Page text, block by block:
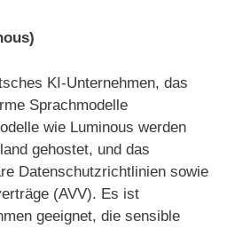
KI-Unternehmen, das
Sprachmodelle
wie Luminous werden
gehostet, und das
Datenschutzrichtlinien sowie
(AVV). Es ist
geeignet, die sensible